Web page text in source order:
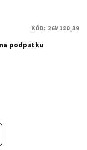
podpatku
KÓD: 26M180_39